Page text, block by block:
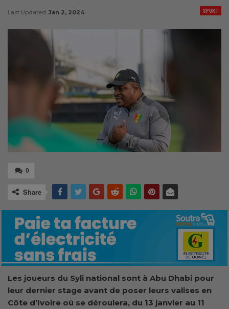
SPORT
Last Updated Jan 2, 2024
0
Share
Les joueurs du Syli national sont à Abu Dhabi pour
leur dernier stage avant de poser leurs valises en
Côte d’Ivoire où se déroulera, du 13 janvier au 11